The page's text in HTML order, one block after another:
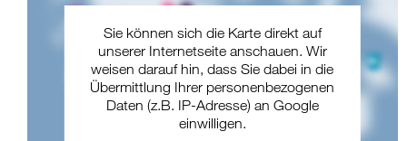
Sie können sich die Karte direkt auf
unserer Internetseite anschauen. Wir
weisen darauf hin, dass Sie dabei in die
Übermittlung Ihrer personenbezogenen
Daten (z.B. IP-Adresse) an Google
einwilligen.